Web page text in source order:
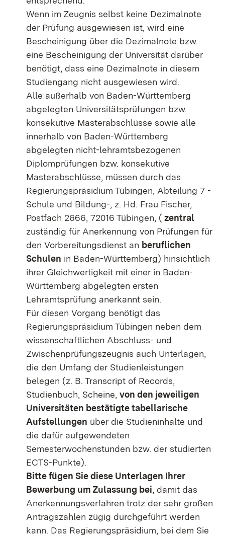
Wenn im Zeugnis selbst keine Dezimalnote
der Prüfung ausgewiesen ist, wird eine
Bescheinigung über die Dezimalnote bzw.
eine Bescheinigung der Universität darüber
benötigt, dass eine Dezimalnote in diesem
Studiengang nicht ausgewiesen wird.
Alle außerhalb von Baden-Württemberg
abgelegten Universitätsprüfungen bzw.
konsekutive Masterabschlüsse sowie alle
innerhalb von Baden-Württemberg
abgelegten nicht-lehramtsbezogenen
Diplomprüfungen bzw. konsekutive
Masterabschlüsse, müssen durch das
Regierungspräsidium Tübingen, Abteilung 7 -
Schule und Bildung-, z. Hd. Frau Fischer,
Postfach 2666, 72016 Tübingen, ( zentral
zuständig für Anerkennung von Prüfungen für
den Vorbereitungsdienst an beruflichen
Schulen in Baden-Württemberg) hinsichtlich
ihrer Gleichwertigkeit mit einer in Baden-
Württemberg abgelegten ersten
Lehramtsprüfung anerkannt sein.
Für diesen Vorgang benötigt das
Regierungspräsidium Tübingen neben dem
wissenschaftlichen Abschluss- und
Zwischenprüfungszeugnis auch Unterlagen,
die den Umfang der Studienleistungen
belegen (z. B. Transcript of Records,
Studienbuch, Scheine, von den jeweiligen
Universitäten bestätigte tabellarische
Aufstellungen über die Studieninhalte und
die dafür aufgewendeten
Semesterwochenstunden bzw. der studierten
ECTS-Punkte).
Bitte fügen Sie diese Unterlagen Ihrer
Bewerbung um Zulassung bei, damit das
Anerkennungsverfahren trotz der sehr großen
Antragszahlen zügig durchgeführt werden
kann. Das Regierungspräsidium, bei dem Sie